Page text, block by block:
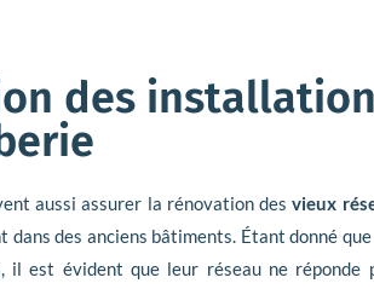
des
aussi assurer la rénovation des vieux
dans des anciens bâtiments. Étant donné
il est évident que leur réseau ne réponde